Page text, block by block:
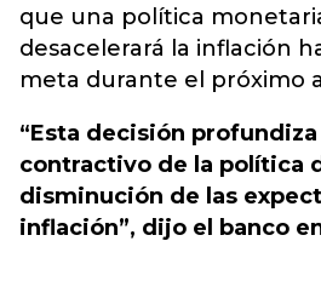
que una política
desacelerará la inflación
meta durante el próximo
“Esta decisión
contractivo de la política
disminución de las
inflación”, dijo el banco